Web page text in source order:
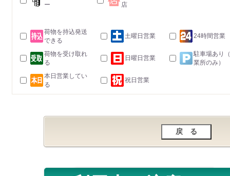
ー
店
荷物を持込発送
できる
土曜日営業 24時間営業
荷物を受け取れ
る
日曜日営業
駐車場あり
業所のみ）
本日営業してい
る
祝日営業